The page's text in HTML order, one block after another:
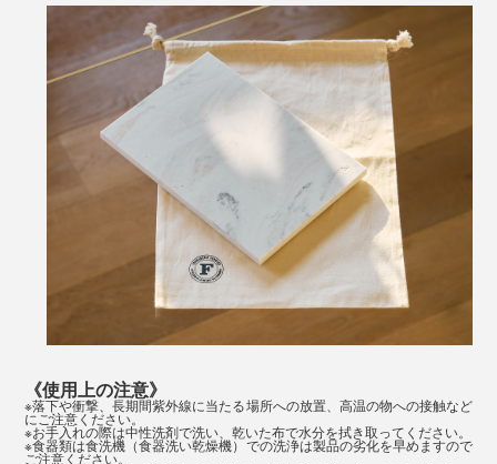
木製／変形型」、テーブルが木目なら「 人工大理石
も映えそうです！
写真左「木製／ラウンド型」 右奥と手前「人工大理石製／スクエア型」
《使用上の注意》
※落下や衝撃、長期間紫外線に当たる場所への放置、高温の物への接触など
にご注意ください。
※お手入れの際は中性洗剤で洗い、乾いた布で水分を拭き取ってください。
※食器類は食洗機（食器洗い乾燥機）での洗浄は製品の劣化を早めますので
ご注意ください。